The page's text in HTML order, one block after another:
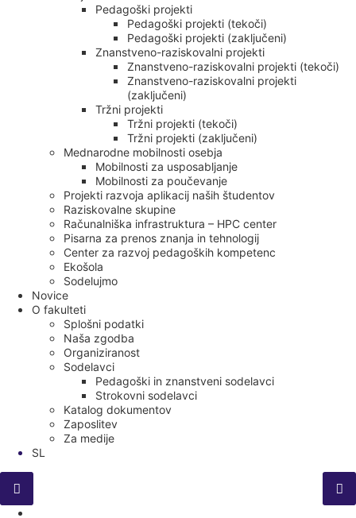
Pedagoški projekti
Pedagoški projekti (tekoči)
Pedagoški projekti (zaključeni)
Znanstveno-raziskovalni projekti
Znanstveno-raziskovalni projekti (tekoči)
Znanstveno-raziskovalni projekti
(zaključeni)
Tržni projekti
Tržni projekti (tekoči)
Tržni projekti (zaključeni)
Mednarodne mobilnosti osebja
Mobilnosti za usposabljanje
Mobilnosti za poučevanje
Projekti razvoja aplikacij naših študentov
Raziskovalne skupine
Računalniška infrastruktura – HPC center
Pisarna za prenos znanja in tehnologij
Center za razvoj pedagoških kompetenc
Ekošola
Sodelujmo
Novice
O fakulteti
Splošni podatki
Naša zgodba
Organiziranost
Sodelavci
Pedagoški in znanstveni sodelavci
Strokovni sodelavci
Katalog dokumentov
Zaposlitev
Za medije
SL